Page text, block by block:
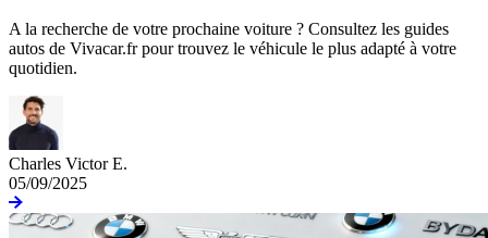
A la recherche de votre prochaine voiture ? Consultez les guides
autos de Vivacar.fr pour trouvez le véhicule le plus adapté à votre
quotidien.
Charles Victor E.
05/09/2025